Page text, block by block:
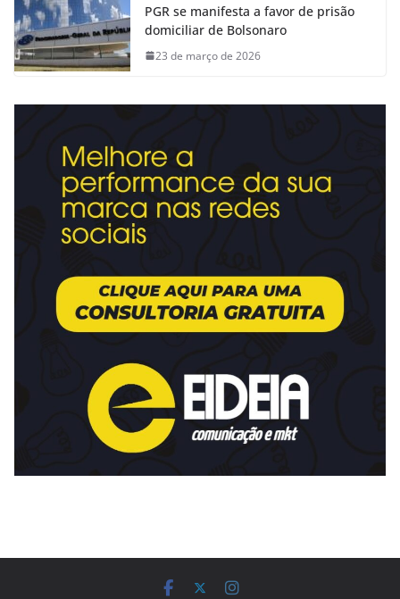
PGR se manifesta a favor de prisão
domiciliar de Bolsonaro
23 de março de 2026